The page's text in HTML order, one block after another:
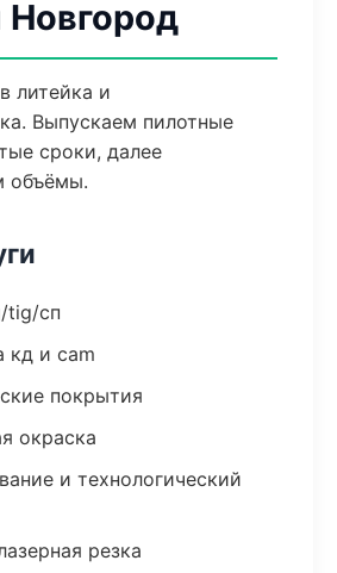
литейка и
Выпускаем пилотные
сроки, далее
объёмы.
tig/сп
кд и cam
покрытия
окраска
и технологический
резка